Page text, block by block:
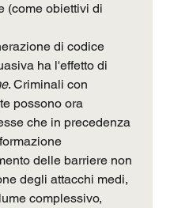
(come obiettivi di
di codice
ha l'effetto di
. Criminali con
possono ora
che in precedenza
delle barriere non
degli attacchi medi,
complessivo,